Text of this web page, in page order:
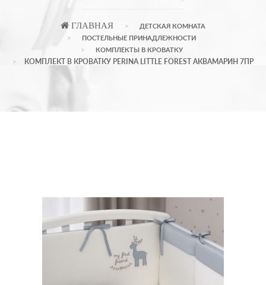
ГЛАВНАЯ
ДЕТСКАЯ КОМНАТА
ПОСТЕЛЬНЫЕ ПРИНАДЛЕЖНОСТИ
КОМПЛЕКТЫ В КРОВАТКУ
КОМПЛЕКТ В КРОВАТКУ PERINA LITTLE FOREST АКВАМАРИН 7ПР